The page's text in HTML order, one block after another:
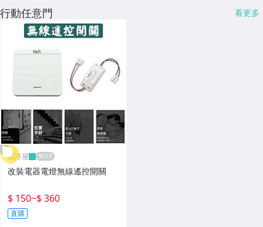
行動任意門 看更多
雁渟屋
改裝電器電燈無線遙控開關
$ 150~$ 360
直購